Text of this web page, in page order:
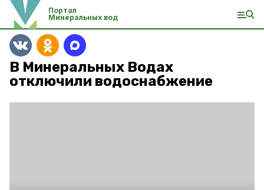
Портал
Минеральных вод
В Минеральных Водах
отключили водоснабжение